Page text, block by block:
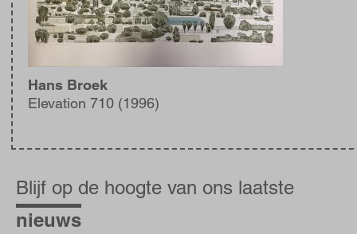
Hans Broek
Elevation 710 (1996)
op
de
hoogte
Blijf op de hoogte van ons laatste
nieuws